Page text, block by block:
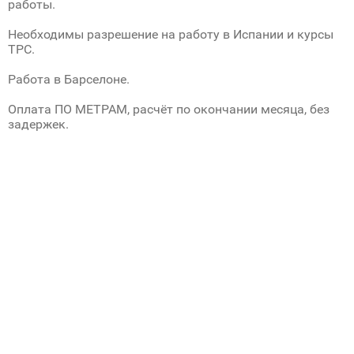
работы.
Необходимы разрешение на работу в Испании и курсы
TPC.
Работа в Барселоне.
Оплата ПО МЕТРАМ, расчёт по окончании месяца, без
задержек.